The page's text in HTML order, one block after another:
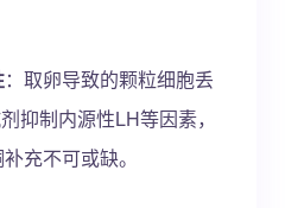
：取卵导致的颗粒细胞丢
抑制内源性LH等因素，
充不可或缺。